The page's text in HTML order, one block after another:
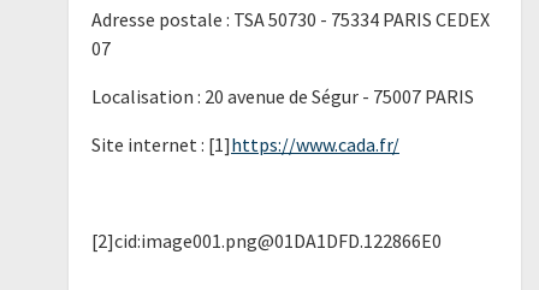
Adresse postale : TSA 50730 - 75334 PARIS CEDEX
07
Localisation : 20 avenue de Ségur - 75007 PARIS
Site internet : [1]https://www.cada.fr/
[2]cid:image001.png@01DA1DFD.122866E0